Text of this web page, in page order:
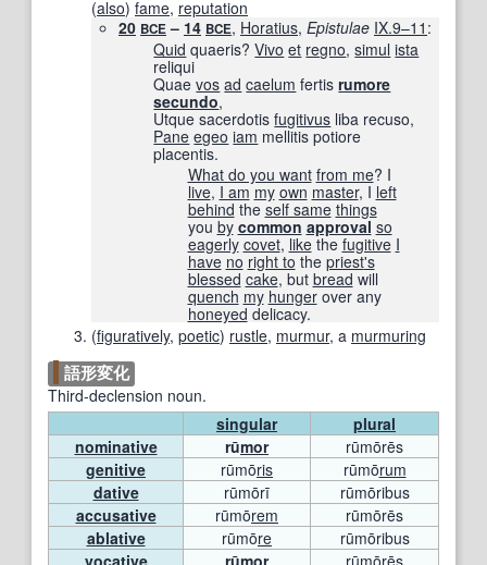
(also) fame, reputation
20 BCE– 14 BCE, Horatius, Epistulae IX.9–11 :
Quid quaeris?Vivo et regno,simul ista
reliqui
Quaevos ad caelum fertisrumore
secundo,
Utque sacerdotisfugitivus liba recuso,
Pane egeo iam mellitis potiore
placentis.
What do you want from me? I
live, I am my own master, I left
behind the self same things
you by common approval so
eagerly covet, likethe fugitive I
have no right to the priest's
blessed cake, but bread will
quench my hungerover any
honeyed delicacy.
(figuratively, poetic) rustle, murmur, a murmuring
語形変化
Third-declension noun.
singular
plural
nominative
rūmor
rūmōrēs
genitive
rūmōris rūmōrum
dative
rūmōrī
rūmōribus
accusative
rūmōrem
rūmōrēs
ablative
rūmōre
rūmōribus